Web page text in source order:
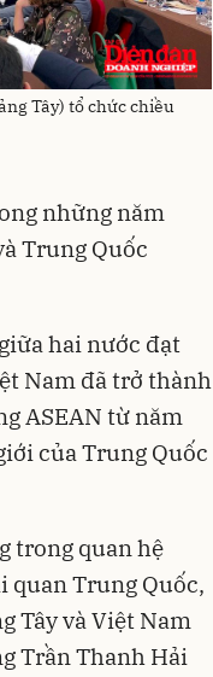
Tây) tổ chức chiều
những năm
Trung Quốc
hai nước đạt
Nam đã trở thành
ASEAN từ năm
của Trung Quốc
trong quan hệ
quan Trung Quốc,
Tây và Việt Nam
Trần Thanh Hải